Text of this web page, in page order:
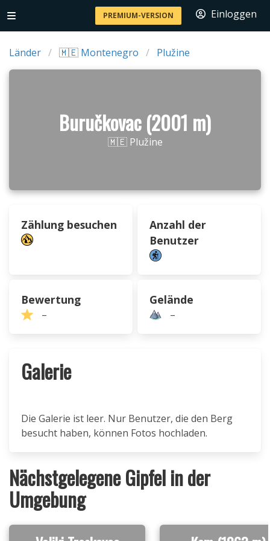
PREMIUM-VERSION Einloggen
Länder 🇲🇪 Montenegro Plužine
Buručkovac (2001 m)
🇲🇪 Plužine
Zählung besuchen
Anzahl der
Benutzer
Bewertung
–
Gelände
–
Galerie
Die Galerie ist leer. Nur Benutzer, die den Berg
besucht haben, können Fotos hochladen.
Nächstgelegene Gipfel in der
Umgebung